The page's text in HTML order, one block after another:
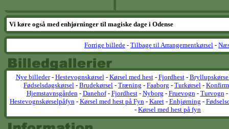
Vi køre også med enhjørninger til magiske dage i Odense
Forrige billede - Tilbage til Arrangementkørsel -
Nye billeder- Hestevognskørsel- Kørsel med hest- Fjordhest-
Fødselsdagskørsel - Brudekørsel - Træning - Faaborg - Turkørsel -
Hjemstavnsgården- Danehof- Fjordhest- Nyborg - Fruevogn- Turvogn-
Hestevognskørselpåfyn- Kørsel med hest på Fyn- Karet- Enhjørning -
- Kørsel med hest på fyn